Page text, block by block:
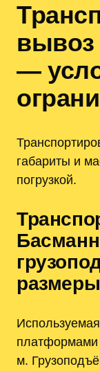
вывоз
—
габариты и
погрузкой.
м.